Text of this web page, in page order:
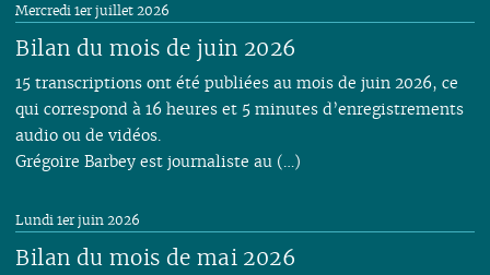
Bilan du mois de juin 2026
Mercredi 1er juillet 2026
15 transcriptions ont été publiées au mois de juin 2026, ce
qui correspond à 16 heures et 5 minutes d’enregistrements
audio ou de vidéos.
Grégoire Barbey est journaliste au (…)
Bilan du mois de mai 2026
Lundi 1er juin 2026